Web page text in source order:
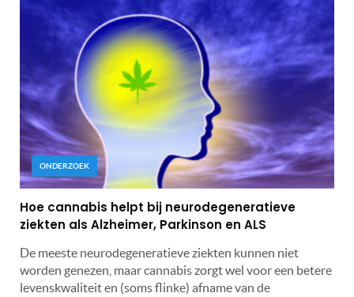
ONDERZOEK
Hoe cannabis helpt bij neurodegeneratieve
ziekten als Alzheimer, Parkinson en ALS
De meeste neurodegeneratieve ziekten kunnen niet
worden genezen, maar cannabis zorgt wel voor een betere
levenskwaliteit en (soms flinke) afname van de